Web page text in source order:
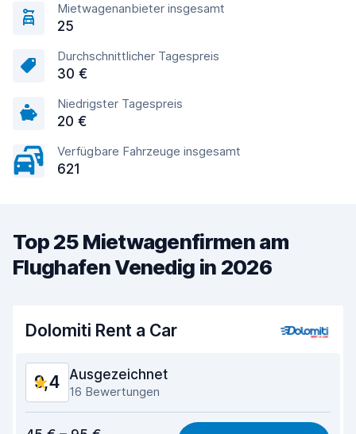
Mietwagenanbieter insgesamt
25
Durchschnittlicher Tagespreis
30 €
Niedrigster Tagespreis
20 €
Verfügbare Fahrzeuge insgesamt
621
Top 25 Mietwagenfirmen am
Flughafen Venedig in 2026
Dolomiti Rent a Car
9,4 Ausgezeichnet
16 Bewertungen
9,2